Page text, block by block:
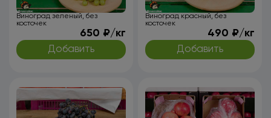
Виноград зеленый, без
косточек
650 ₽/кг
Добавить
Виноград красный, без
косточек
490 ₽/кг
Добавить